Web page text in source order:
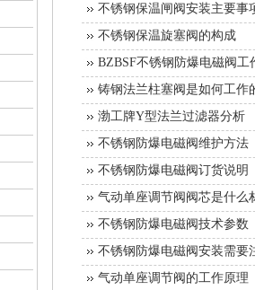
不锈钢保温闸阀安装主要事
不锈钢保温旋塞阀的构成
BZBSF不锈钢防爆电磁阀工
铸钢法兰柱塞阀是如何工作
渤工牌Y型法兰过滤器分析
不锈钢防爆电磁阀维护方法
不锈钢防爆电磁阀订货说明
气动单座调节阀阀芯是什么
不锈钢防爆电磁阀技术参数
不锈钢防爆电磁阀安装需要
气动单座调节阀的工作原理